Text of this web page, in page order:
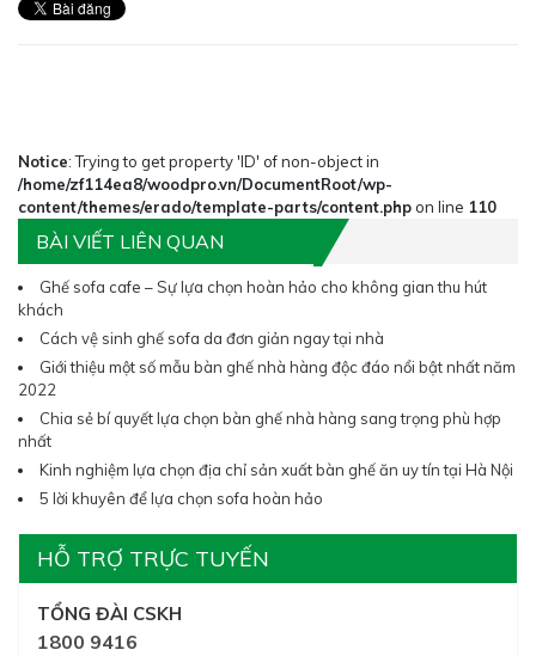
Notice: Trying to get property 'ID' of non-object in
/home/zf114ea8/woodpro.vn/DocumentRoot/wp-
content/themes/erado/template-parts/content.php on line 110
BÀI VIẾT LIÊN QUAN
Ghế sofa cafe – Sự lựa chọn hoàn hảo cho không gian thu hút
khách
Cách vệ sinh ghế sofa da đơn giản ngay tại nhà
Giới thiệu một số mẫu bàn ghế nhà hàng độc đáo nổi bật nhất năm
2022
Chia sẻ bí quyết lựa chọn bàn ghế nhà hàng sang trọng phù hợp
nhất
Kinh nghiệm lựa chọn địa chỉ sản xuất bàn ghế ăn uy tín tại Hà Nội
5 lời khuyên để lựa chọn sofa hoàn hảo
HỖ TRỢ TRỰC TUYẾN
TỔNG ĐÀI CSKH
1800 9416